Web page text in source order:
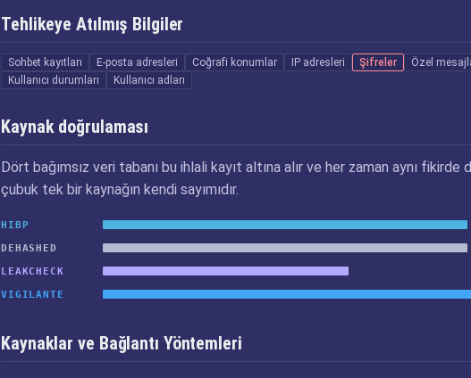
Tehlikeye Atılmış Bilgiler
Sohbet kayıtları E-posta adresleri Coğrafi konumlar IP adresleri Şifreler
Özel
Kullanıcı durumları
Kullanıcı adları
Kaynak doğrulaması
Dört bağımsız veri tabanı bu ihlali kayıt altına alır ve her zaman aynı fikirde
çubuk tek bir kaynağın kendi sayımıdır.
HIBP
DEHASHED
LEAKCHECK
VIGILANTE
Kaynaklar ve Bağlantı Yöntemleri